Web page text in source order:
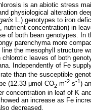
is an abiotic stress
physiological alteration
L.) genotypes to iron
nutrient concentration) in
of both bean genotypes.
parenchyma more
the mesophyll structure
leaves of both
Independently of Fe
than the susceptible
(12.33 μmol CO2 m-2 s-1)
concentration in leaf of K
an increase as Fe
decreased.